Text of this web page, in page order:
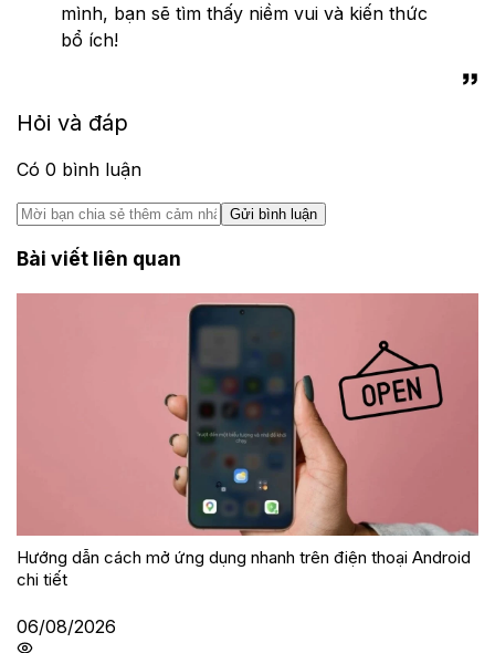
mình, bạn sẽ tìm thấy niềm vui và kiến thức
bổ ích!
Hỏi và đáp
Có 0 bình luận
Gửi bình luận
Bài viết liên quan
Hướng dẫn cách mở ứng dụng nhanh trên điện thoại Android
chi tiết
06/08/2026